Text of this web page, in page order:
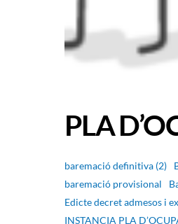
PLA
baremació definitiva (2)
baremació provisional
Edicte decret admesos i
INSTANCIA PLA